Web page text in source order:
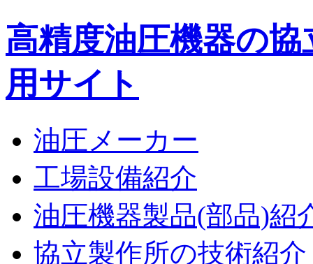
高精度油圧機器の
用サイト
油圧メーカー
工場設備紹介
油圧機器製品(部品)紹
協立製作所の技術紹介